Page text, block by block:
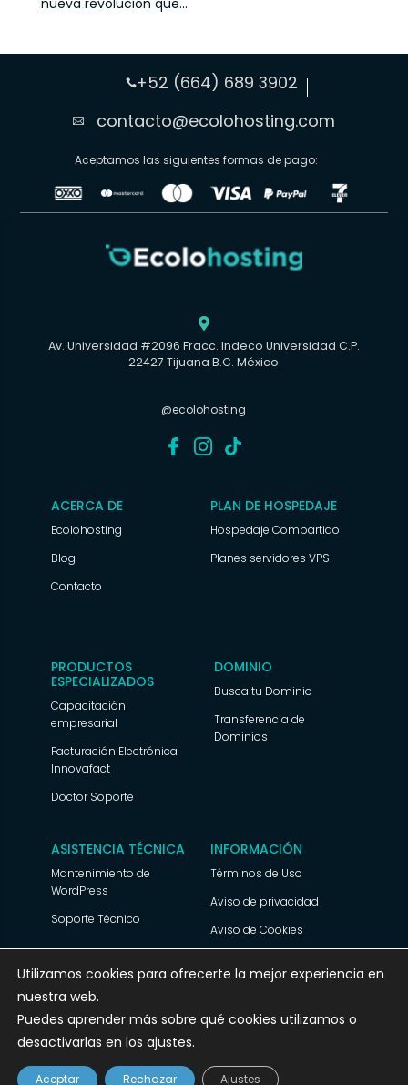
+52 (664) 689 3902
 contacto@ecolohosting.com
Aceptamos las siguientes formas de pago:

Av. Universidad #2096 Fracc. Indeco Universidad C.P.
22427 Tijuana B.C. México
@ecolohosting
ACERCA DE
Ecolohosting
Blog
Contacto
PLAN DE HOSPEDAJE
Hospedaje Compartido
Planes servidores VPS
PRODUCTOS
ESPECIALIZADOS
Capacitación
empresarial
Facturación Electrónica
Innovafact
Doctor Soporte
DOMINIO
Busca tu Dominio
Transferencia de
Dominios
ASISTENCIA TÉCNICA
Mantenimiento de
WordPress
Soporte Técnico
INFORMACIÓN
Términos de Uso
Aviso de privacidad
Aviso de Cookies
© 2025 Ecolohosting.com Todos los derechos
reservados
Utilizamos cookies para ofrecerte la mejor experiencia en
nuestra web.
Puedes aprender más sobre qué cookies utilizamos o
desactivarlas en los ajustes.
Aceptar Rechazar Ajustes
Hola ¿Cómo te puedo ayudar?